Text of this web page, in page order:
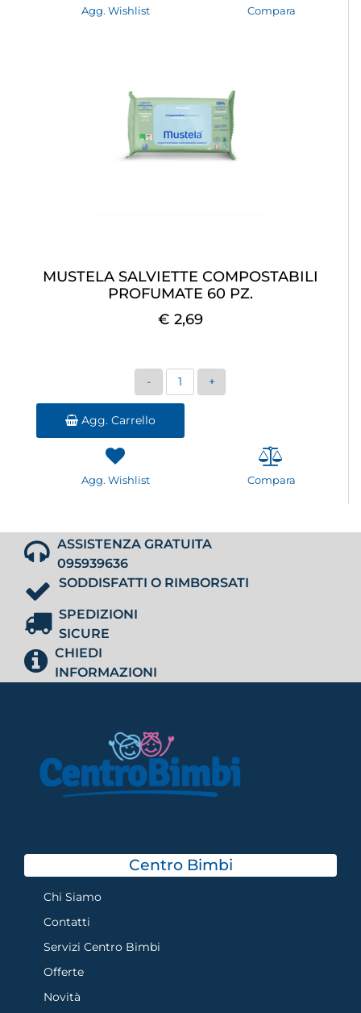
Agg. Wishlist Compara
MUSTELA SALVIETTE COMPOSTABILI
PROFUMATE 60 PZ.
€ 2,69
Quantità
Agg. Carrello
Agg. Wishlist Compara
ASSISTENZA GRATUITA
095939636
SODDISFATTI O RIMBORSATI
SPEDIZIONI
SICURE
CHIEDI
INFORMAZIONI
Centro Bimbi
Chi Siamo
Contatti
Servizi Centro Bimbi
Offerte
Novità